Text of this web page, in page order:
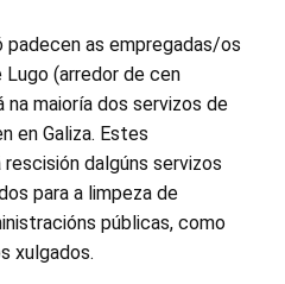
padecen as empregadas/os
Lugo (arredor de cen
na maioría dos servizos de
en Galiza. Estes
dalgúns servizos
para a limpeza de
públicas, como
xulgados.